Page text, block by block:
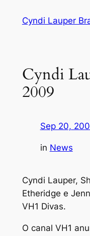
Cyndi Lauper
Cyndi
2009
Sep 20,
in News
Cyndi Lauper,
Etheridge e
VH1 Divas.
O canal VH1